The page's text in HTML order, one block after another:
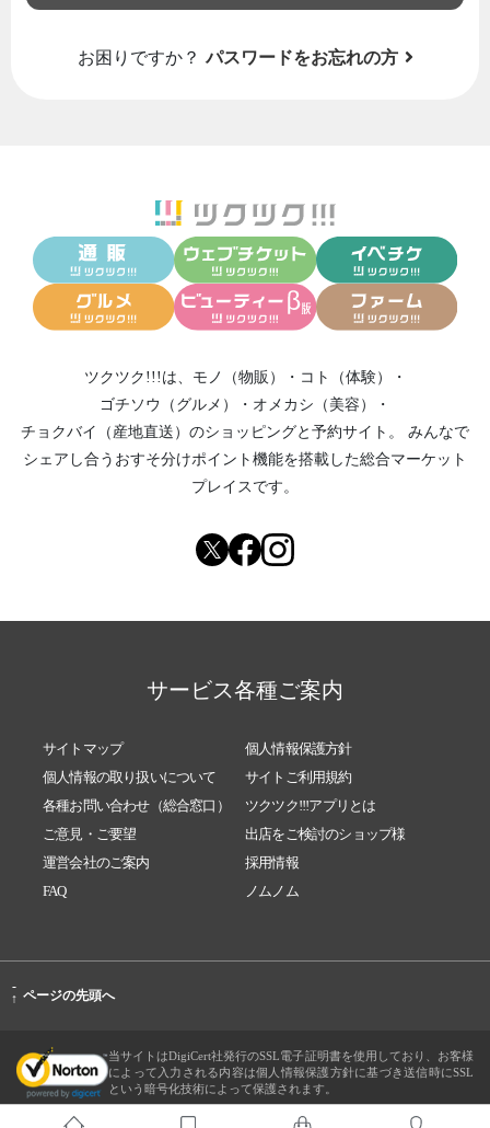
お困りですか？ パスワードをお忘れの方
ツクツク!!!は、 モノ（物販） ・ コト（体験）
・
ゴチソウ（グルメ）
・ オメカシ（美容）
・
チョクバイ（産地直送） のショッピングと予約サイト。
みんなで
シェアし合う おすそ分けポイント機能を搭載した総合マーケット
プレイスです。
サービス各種ご案内
サイトマップ
個人情報保護方針
個人情報の取り扱いについて
サイトご利用規約
各種お問い合わせ（総合窓口）
ツクツク!!!アプリとは
ご意見・ご要望
出店をご検討のショップ様
運営会社のご案内
採用情報
FAQ
ノムノム
-
↑ ページの先頭へ
当サイトはDigiCert社発行のSSL電子証明書を使用しており、お客様
によって入力される内容は個人情報保護方針に基づき送信時にSSL
という暗号化技術によって保護されます。